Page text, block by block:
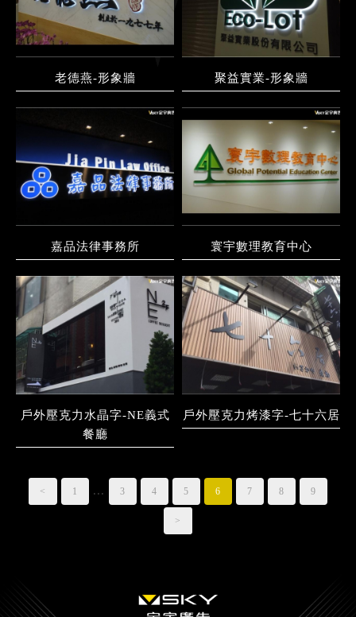
老德燕-形象牆 聚益實業-形象牆
嘉品法律事務所 寰宇數理教育中心
戶外壓克力水晶字-NE義式
餐廳
戶外壓克力烤漆字-七十六居
< 1 ... 3 4 5 6 7 8 9
>